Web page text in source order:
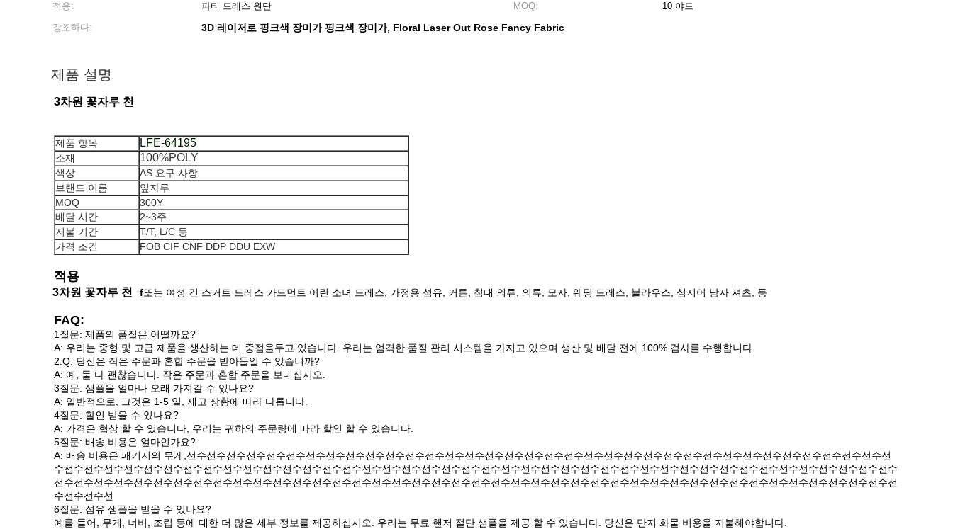
적용:
파티 드레스 원단 MOQ:
10 야드
강조하다:
3D 레이저로 핑크색 장미가 핑크색 장미가, Floral Laser Out Rose Fancy Fabric
제품 설명
3차원 꽃자루 천
제품 항목 LFE-64195
소재 100%POLY
색상
AS 요구 사항
브랜드 이름
잎자루
MOQ
300Y
배달 시간
2~3주
지불 기간
T/T, L/C 등
가격 조건
FOB CIF CNF DDP DDU EXW
적용
3차원 꽃자루 천 f또는 여성 긴 스커트 드레스 가드먼트 어린 소녀 드레스, 가정용 섬유, 커튼, 침대 의류, 의류, 모자, 웨딩 드레스, 블라우스, 심지어 남자 셔츠, 등
FAQ:
1질문: 제품의 품질은 어떨까요?
A: 우리는 중형 및 고급 제품을 생산하는 데 중점을두고 있습니다. 우리는 엄격한 품질 관리 시스템을 가지고 있으며 생산 및 배달 전에 100% 검사를 수행합니다.
2.Q: 당신은 작은 주문과 혼합 주문을 받아들일 수 있습니까?
A: 예, 둘 다 괜찮습니다. 작은 주문과 혼합 주문을 보내십시오.
3질문: 샘플을 얼마나 오래 가져갈 수 있나요?
A: 일반적으로, 그것은 1-5 일, 재고 상황에 따라 다릅니다.
4질문: 할인 받을 수 있나요?
A: 가격은 협상 할 수 있습니다, 우리는 귀하의 주문량에 따라 할인 할 수 있습니다.
5질문: 배송 비용은 얼마인가요?
A: 배송 비용은 패키지의 무게,선수선수선수선수선수선수선수선수선수선수선수선수선수선수선수선수선수선수선수선수선수선수선수선수선수선수선수선수선수선수선수선수선수선수선수선
수선수선수선수선수선수선수선수선수선수선수선수선수선수선수선수선수선수선수선수선수선수선수선수선수선수선수선수선수선수선수선수선수선수선수선수선수선수선수선수선수선수선수
선수선수선수선수선수선수선수선수선수선수선수선수선수선수선수선수선수선수선수선수선수선수선수선수선수선수선수선수선수선수선수선수선수선수선수선수선수선수선수선수선수선수선
수선수선수선
6질문: 섬유 샘플을 받을 수 있나요?
예를 들어, 무게, 너비, 조립 등에 대한 더 많은 세부 정보를 제공하십시오. 우리는 무료 핸저 절단 샘플을 제공 할 수 있습니다. 당신은 단지 화물 비용을 지불해야합니다.